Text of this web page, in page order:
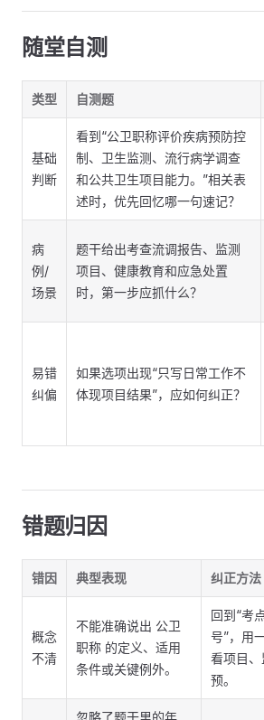
随堂自测
类型 自测题
基础
判断
看到“公卫职称评价疾病预防控
制、卫生监测、流行病学调查
和公共卫生项目能力。”相关表
述时，优先回忆哪一句速记？
病
例/
场景
题干给出考查流调报告、监测
项目、健康教育和应急处置
时，第一步应抓什么？
易错
纠偏
如果选项出现“只写日常工作不
体现项目结果”，应如何纠正？
错题归因
错因 典型表现 纠正方法
概念
不清
不能准确说出 公卫
职称 的定义、适用
条件或关键例外。
回到“考
号”，用
看项目
预。
忽略了题干里的年